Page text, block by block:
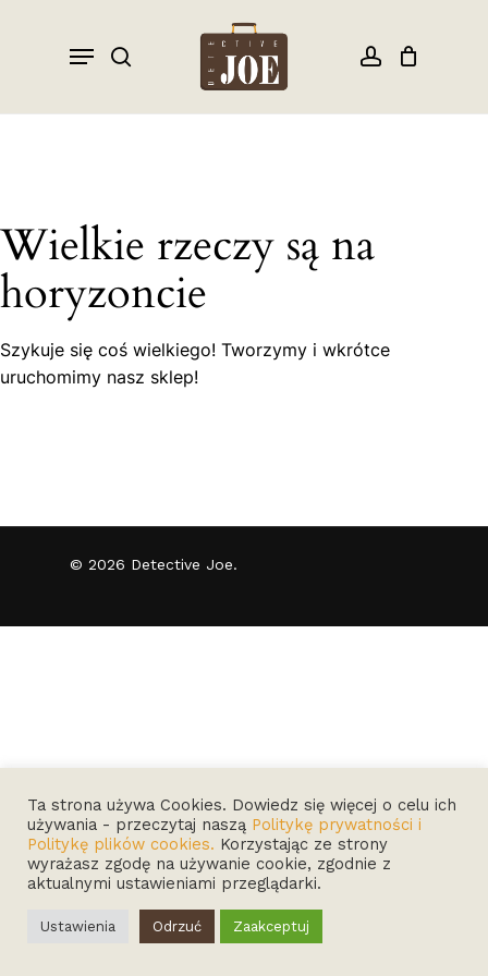
account
Menu
Cart Close
Cart
Wielkie rzeczy są na
horyzoncie
Szykuje się coś wielkiego! Tworzymy i wkrótce
uruchomimy nasz sklep!
Ta strona używa Cookies. Dowiedz się więcej o celu ich
używania - przeczytaj naszą Politykę prywatności i
Politykę plików cookies. Korzystając ze strony
wyrażasz zgodę na używanie cookie, zgodnie z
aktualnymi ustawieniami przeglądarki.
Ustawienia Odrzuć Zaakceptuj
© 2026 Detective Joe.